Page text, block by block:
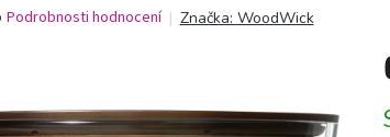
Podrobnosti hodnocení Značka: WoodWick